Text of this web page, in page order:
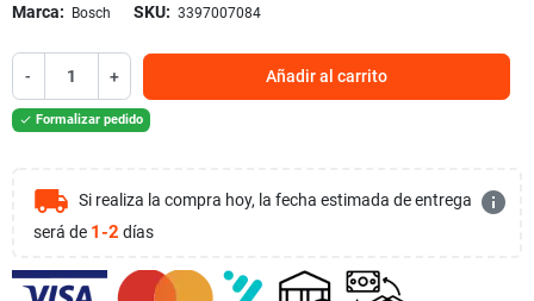
Marca: Bosch SKU: 3397007084
- + Añadir al carrito
 Formalizar pedido
local_shipping Si realiza la compra hoy, la fecha estimada de entrega
será de 1-2 días
info